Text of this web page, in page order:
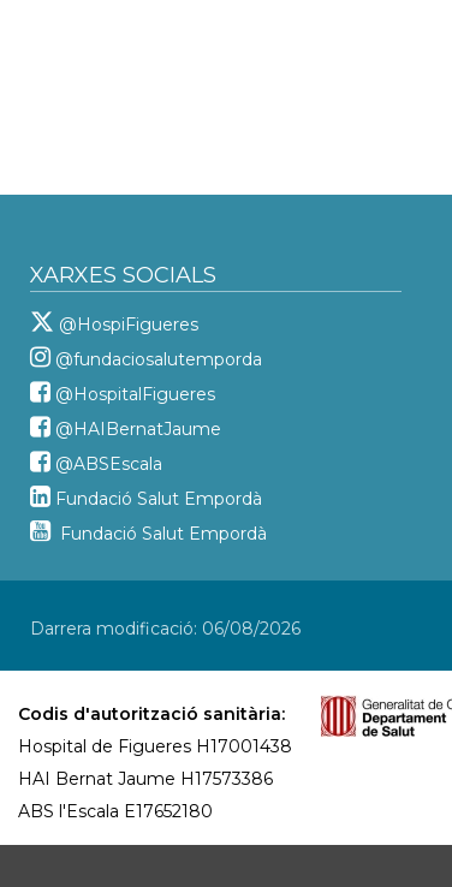
XARXES SOCIALS
@HospiFigueres
@fundaciosalutemporda
@HospitalFigueres
@HAIBernatJaume
@ABSEscala
Fundació Salut Empordà
Fundació Salut Empordà
Darrera modificació: 06/08/2026
Codis d'autorització sanitària:
Hospital de Figueres H17001438
HAI Bernat Jaume H17573386
ABS l'Escala E17652180